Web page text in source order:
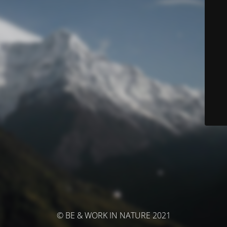
© BE & WORK IN NATURE 2021